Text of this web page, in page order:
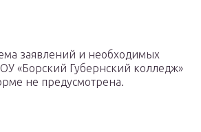
заявлений и необходимых
«Борский Губернский колледж»
не предусмотрена.